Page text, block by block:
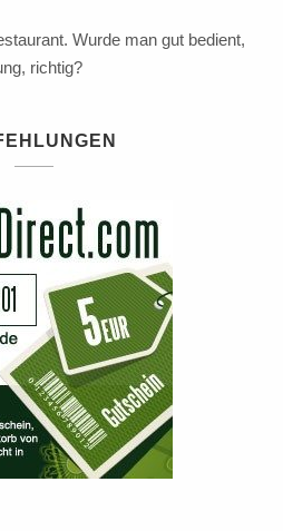
Wurde man gut bedient,
richtig?